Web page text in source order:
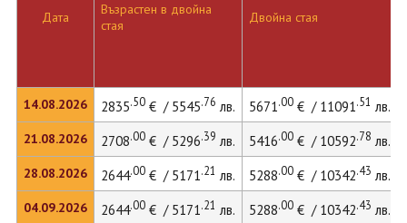
Дата
14.08.2026
21.08.2026
28.08.2026
04.09.2026
Възрастен в двойна
стая
Двойна стая
2835.50€ / 5545.76 лв. 5671.00€ / 11091.51 лв.
2708.00€ / 5296.39 лв. 5416.00€ / 10592.78 лв.
2644.00€ / 5171.21 лв. 5288.00€ / 10342.43 лв.
2644.00€ / 5171.21 лв. 5288.00€ / 10342.43 лв.